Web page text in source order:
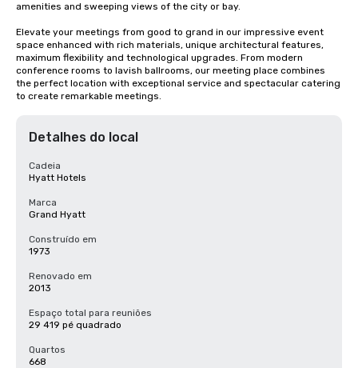
amenities and sweeping views of the city or bay.
Elevate your meetings from good to grand in our impressive event
space enhanced with rich materials, unique architectural features,
maximum flexibility and technological upgrades. From modern
conference rooms to lavish ballrooms, our meeting place combines
the perfect location with exceptional service and spectacular catering
to create remarkable meetings.
Detalhes do local
Cadeia
Hyatt Hotels
Marca
Grand Hyatt
Construído em
1973
Renovado em
2013
Espaço total para reuniões
29 419 pé quadrado
Quartos
668